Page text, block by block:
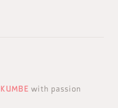
KUMBE with passion